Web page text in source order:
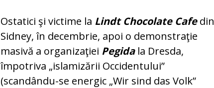
Ostatici şi victime la Lindt Chocolate Cafedin
Sidney, în decembrie, apoi o demonstraţie
masivă a organizaţiei Pegidala Dresda,
împotriva „islamizării Occidentului”
(scandându-se energic „Wir sind das Volk”